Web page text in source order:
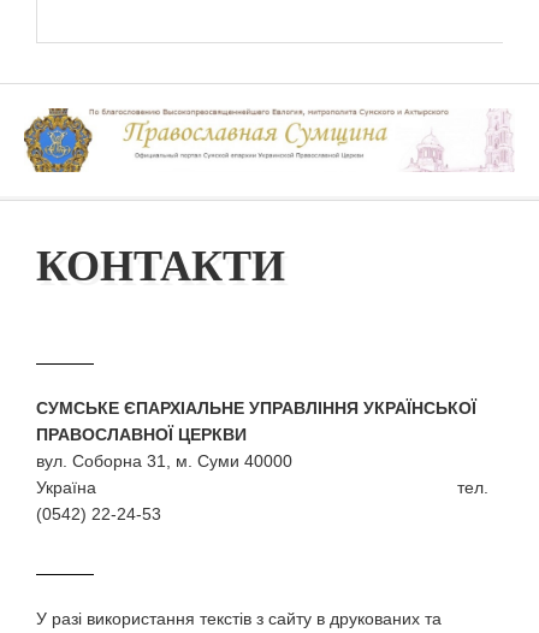
КОНТАКТИ
СУМСЬКЕ ЄПАРХІАЛЬНЕ УПРАВЛІННЯ УКРАЇНСЬКОЇ
ПРАВОСЛАВНОЇ ЦЕРКВИ
вул. Соборна 31, м. Суми 40000
Україна тел.
(0542) 22-24-53
У разi використання текстiв з сайту в друкованих та